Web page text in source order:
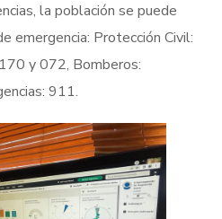
la población se puede
emergencia: Protección Civil:
y 072, Bomberos:
911.